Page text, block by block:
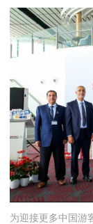
为迎接更多中国游